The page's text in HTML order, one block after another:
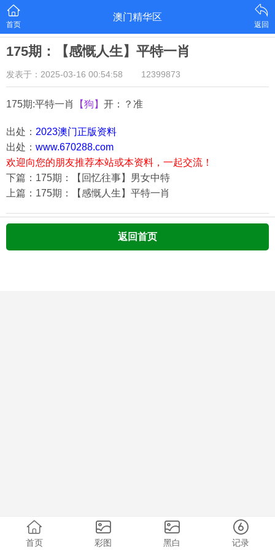
首页
澳门精华区
返回
175期：【感慨人生】平特一肖
发表于：2025-03-16 00:54:58 12399873
175期:平特一肖 【狗】 开：？准
出处： 2023澳门正版资料
出处： www.670288.com
欢迎向您的朋友推荐本站或本资料，一起交流！
下篇：175期：【回忆往事】男女中特
上篇：175期：【感慨人生】平特一肖
返回首页
首页 彩图 黑白 记录